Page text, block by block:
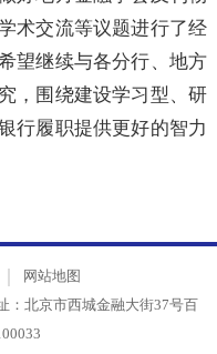
做好地方金融学会及刊
学术交流等议题进行了
希望继续与各分行、地
究，围绕建设学习型、
银行履职提供更好的智
网站地图
址：北京市西城金融大街37号